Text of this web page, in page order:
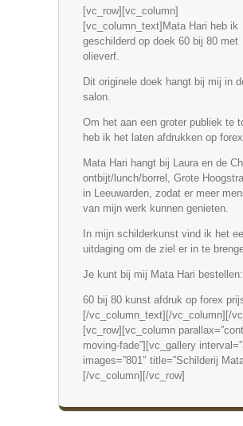
[vc_row][vc_column]
[vc_column_text]Mata Hari heb ik
geschilderd op doek 60 bij 80 met
olieverf.
Dit originele doek hangt bij mij in
salon.
Om het aan een groter publiek te
heb ik het laten afdrukken op forex.
Mata Hari hangt bij Laura en de
ontbijt/lunch/borrel, Grote
in Leeuwarden, zodat er meer
van mijn werk kunnen genieten.
In mijn schilderkunst vind ik het
uitdaging om de ziel er in te
Je kunt bij mij Mata Hari bestellen:
60 bij 80 kunst afdruk op forex
[/vc_column_text][/vc_column][/
[vc_row][vc_column
moving-fade”][vc_gallery
images=”801″ title=”Schilderij
[/vc_column][/vc_row]